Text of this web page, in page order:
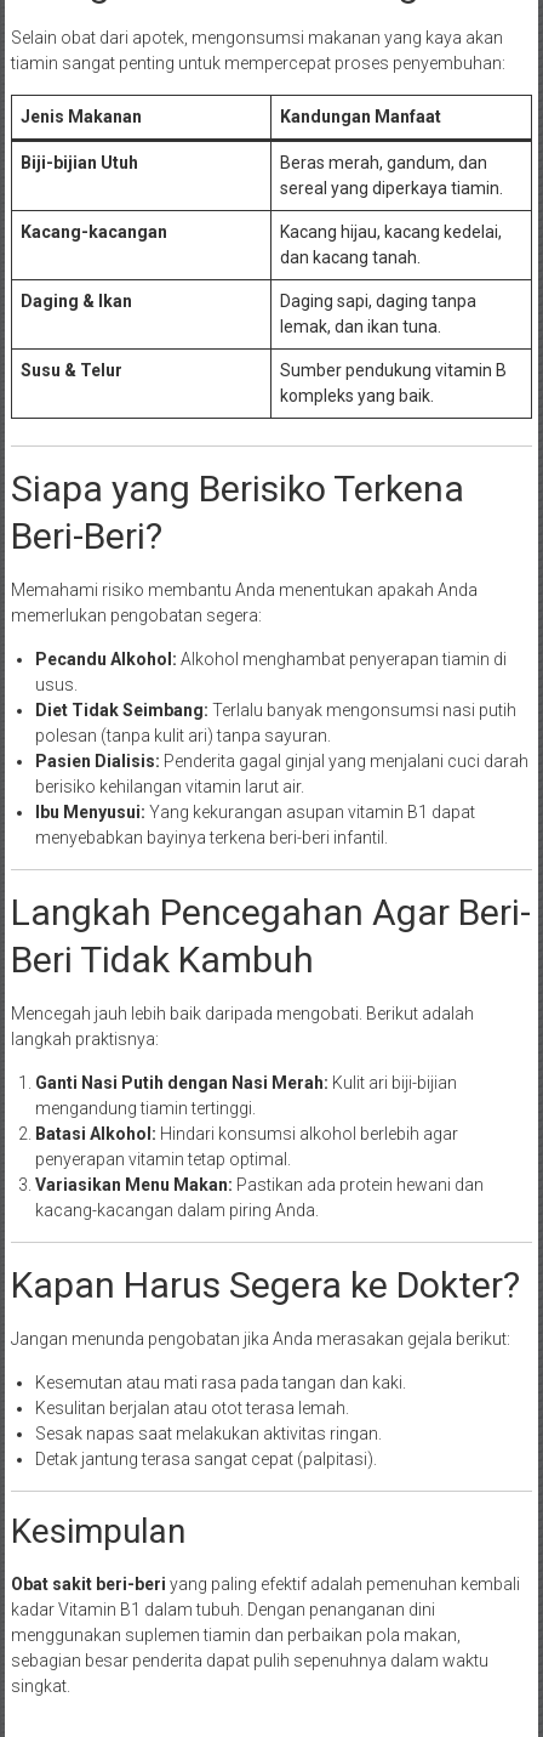
Selain obat dari apotek, mengonsumsi makanan yang kaya akan
tiamin sangat penting untuk mempercepat proses penyembuhan:
Jenis Makanan Kandungan Manfaat
Biji-bijian Utuh
Beras merah, gandum, dan
sereal yang diperkaya tiamin.
Kacang-kacangan
Kacang hijau, kacang kedelai,
dan kacang tanah.
Daging & Ikan
Daging sapi, daging tanpa
lemak, dan ikan tuna.
Susu & Telur
Sumber pendukung vitamin B
kompleks yang baik.
Siapa yang Berisiko Terkena
Beri-Beri?
Memahami risiko membantu Anda menentukan apakah Anda
memerlukan pengobatan segera:
Pecandu Alkohol: Alkohol menghambat penyerapan tiamin di
usus.
Diet Tidak Seimbang: Terlalu banyak mengonsumsi nasi putih
polesan (tanpa kulit ari) tanpa sayuran.
Pasien Dialisis: Penderita gagal ginjal yang menjalani cuci darah
berisiko kehilangan vitamin larut air.
Ibu Menyusui: Yang kekurangan asupan vitamin B1 dapat
menyebabkan bayinya terkena beri-beri infantil.
Langkah Pencegahan Agar Beri-
Beri Tidak Kambuh
Mencegah jauh lebih baik daripada mengobati. Berikut adalah
langkah praktisnya:
Ganti Nasi Putih dengan Nasi Merah: Kulit ari biji-bijian
mengandung tiamin tertinggi.
Batasi Alkohol: Hindari konsumsi alkohol berlebih agar
penyerapan vitamin tetap optimal.
Variasikan Menu Makan: Pastikan ada protein hewani dan
kacang-kacangan dalam piring Anda.
Kapan Harus Segera ke Dokter?
Jangan menunda pengobatan jika Anda merasakan gejala berikut:
Kesemutan atau mati rasa pada tangan dan kaki.
Kesulitan berjalan atau otot terasa lemah.
Sesak napas saat melakukan aktivitas ringan.
Detak jantung terasa sangat cepat (palpitasi).
Kesimpulan
Obat sakit beri-beri yang paling efektif adalah pemenuhan kembali
kadar Vitamin B1 dalam tubuh. Dengan penanganan dini
menggunakan suplemen tiamin dan perbaikan pola makan,
sebagian besar penderita dapat pulih sepenuhnya dalam waktu
singkat.